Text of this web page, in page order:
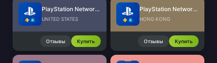
PlayStation Network Card (US)
UNITED STATES
Отзывы Купить
PlayStation Network Card (HK)
HONG KONG
Отзывы Купить